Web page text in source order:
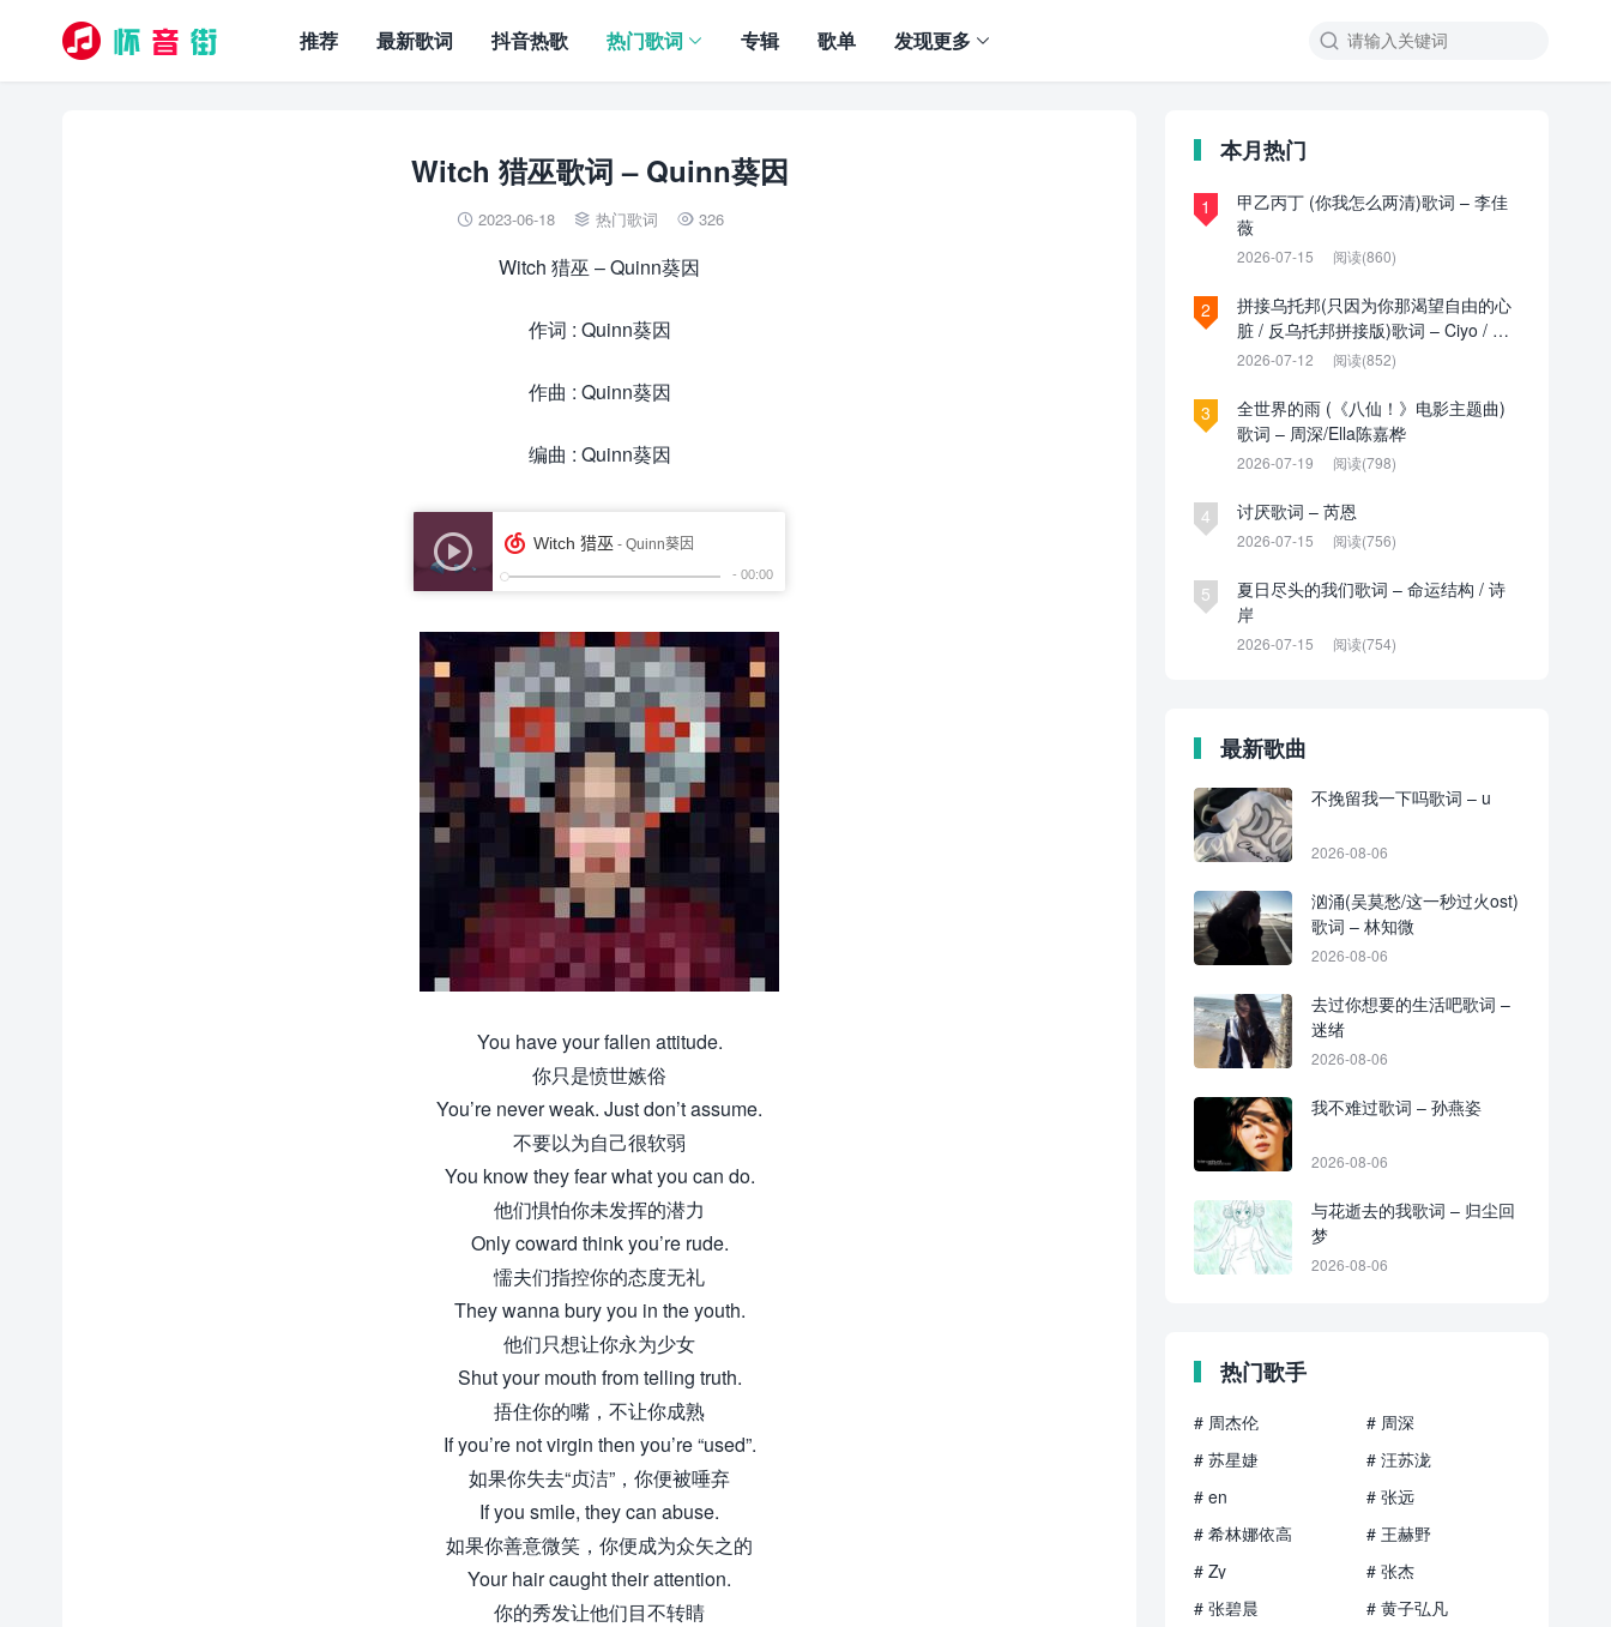

推荐 最新歌词 抖音热歌 热门歌词 专辑 歌单 发现更多
Witch 猎巫歌词 – Quinn葵因
 2023-06-18  热门歌词  326
Witch 猎巫 – Quinn葵因
作词 : Quinn葵因
作曲 : Quinn葵因
编曲 : Quinn葵因
You have your fallen attitude.
你只是愤世嫉俗
You’re never weak. Just don’t assume.
不要以为自己很软弱
You know they fear what you can do.
他们惧怕你未发挥的潜力
Only coward think you’re rude.
懦夫们指控你的态度无礼
They wanna bury you in the youth.
他们只想让你永为少女
Shut your mouth from telling truth.
捂住你的嘴，不让你成熟
If you’re not virgin then you’re “used”.
如果你失去“贞洁”，你便被唾弃
If you smile, they can abuse.
如果你善意微笑，你便成为众矢之的
Your hair caught their attention.
你的秀发让他们目不转睛
本月热门
1
甲乙丙丁 (你我怎么两清)歌词 – 李佳
薇
2026-07-15 阅读(860)
2
拼接乌托邦(只因为你那渴望自由的心
脏 / 反乌托邦拼接版)歌词 – Ciyo / 见
过夏天P / 乌托邦P
2026-07-12 阅读(852)
3
全世界的雨 (《八仙！》电影主题曲)
歌词 – 周深/Ella陈嘉桦
2026-07-19 阅读(798)
4 讨厌歌词 – 芮恩
2026-07-15 阅读(756)
5
夏日尽头的我们歌词 – 命运结构 / 诗
岸
2026-07-15 阅读(754)
最新歌曲
不挽留我一下吗歌词 – u
2026-08-06
汹涌(吴莫愁/这一秒过火ost)
歌词 – 林知微
2026-08-06
去过你想要的生活吧歌词 –
迷绪
2026-08-06
我不难过歌词 – 孙燕姿
2026-08-06
与花逝去的我歌词 – 归尘回
梦
2026-08-06
热门歌手
# 周杰伦
# 周深
# 苏星婕
# 汪苏泷
# en
# 张远
# 希林娜依高
# 王赫野
# Zy
# 张杰
# 张碧晨
# 黄子弘凡